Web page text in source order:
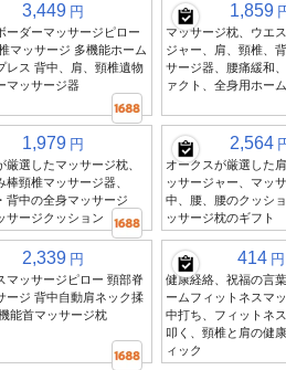
3,449 円
ーダーマッサージピロー
マッサージ 多機能ホーム
レス 背中、肩、頸椎遺物
マッサージ器
1,859
マッサージ枕、ウエ
ジャー、肩、頸椎、
サージ器、腰痛緩和
ァクト、全身用ホー
1,979 円
厳選したマッサージ枕、
棒頸椎マッサージ器、
背中の全身マッサージ
サージクッション
2,564
オークスが厳選した
ッサージャー、マッ
中、腰、腰のクッシ
ッサージ枕のギフト
2,339 円
マッサージピロー 頸部脊
ージ 背中自動肩ネック揉
能首マッサージ枕
414 円
健康経絡、祝福の言
ームフィットネスマ
中打ち、フィットネ
叩く、頸椎と肩の健
ィック